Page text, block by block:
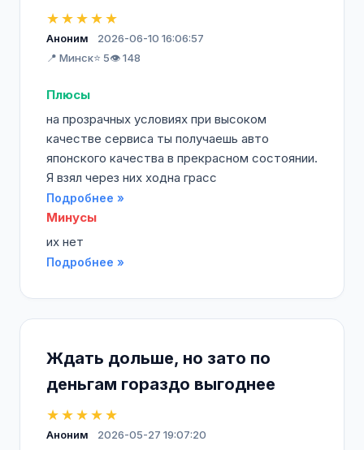
★★★★★
Аноним
2026-06-10 16:06:57
📍 Минск⭐ 5👁️ 148
Плюсы
на прозрачных условиях при высоком
качестве сервиса ты получаешь авто
японского качества в прекрасном состоянии.
Я взял через них ходна грасс
Подробнее »
Минусы
их нет
Подробнее »
Ждать дольше, но зато по
деньгам гораздо выгоднее
★★★★★
Аноним
2026-05-27 19:07:20